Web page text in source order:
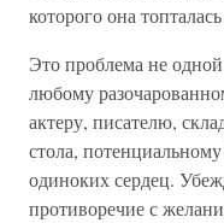
которого она
Это проблема не
любому
актеру, писателю,
стола,
одиноких сердец.
противоречие с